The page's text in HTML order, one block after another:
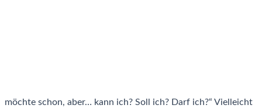
möchte schon, aber… kann ich? Soll ich? Darf ich?“ Vielleicht